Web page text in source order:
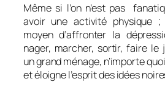
Même si l’on n’est pas
avoir une activité physique ;
moyen d’affronter la
nager, marcher, sortir, faire le
un grand ménage, n’importe
et éloigne l’esprit des idées